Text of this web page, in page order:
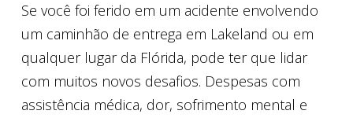
Se você foi ferido em um acidente envolvendo
um caminhão de entrega em Lakeland ou em
qualquer lugar da Flórida, pode ter que lidar
com muitos novos desafios. Despesas com
assistência médica, dor, sofrimento mental e